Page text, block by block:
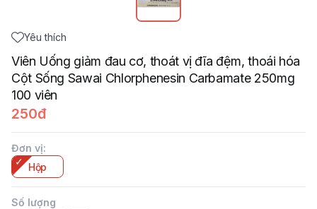
Yêu thích
Viên Uống giảm đau cơ, thoát vị đĩa đệm, thoái hóa
Cột Sống Sawai Chlorphenesin Carbamate 250mg
100 viên
250đ
Đơn vị:
Hộp
Số lượng